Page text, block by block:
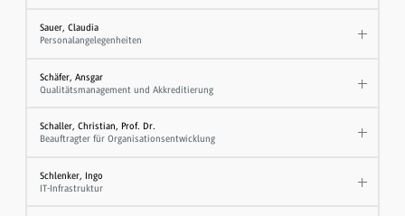
Sauer, Claudia
Personalangelegenheiten
Schäfer, Ansgar
Qualitätsmanagement und Akkreditierung
Schaller, Christian, Prof. Dr.
Beauftragter für Organisationsentwicklung
Schlenker, Ingo
IT-Infrastruktur